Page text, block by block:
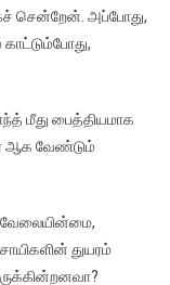
சென்றேன். அப்போது,
மீது பைத்தியமாக
ஆக வேண்டும்
வேலையின்மை,
துயரம்